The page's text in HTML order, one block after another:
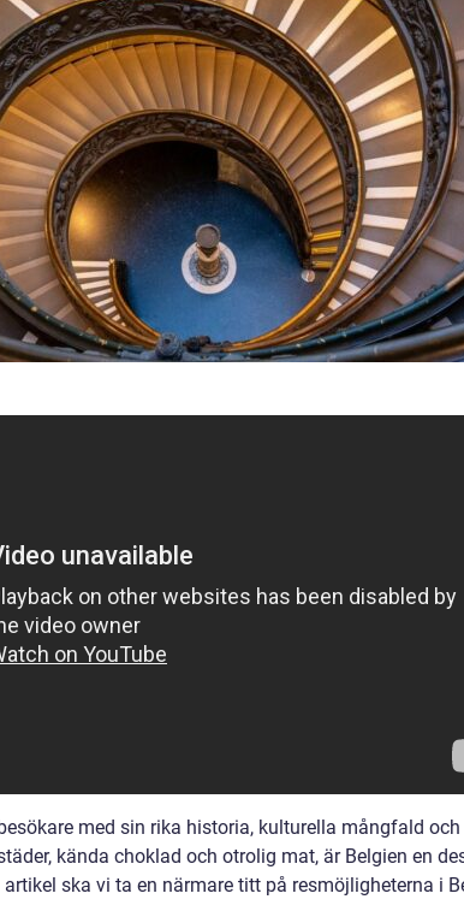
med sin rika historia, kulturella mångfald
kända choklad och otrolig mat, är Belgien en
ska vi ta en närmare titt på resmöjligheterna i